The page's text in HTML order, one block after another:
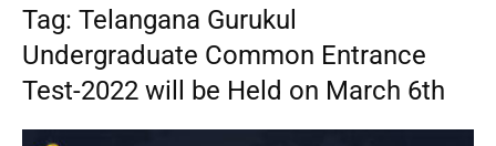
Tag: Telangana Gurukul
Undergraduate Common Entrance
Test-2022 will be Held on March 6th